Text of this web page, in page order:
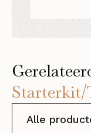
Starterkit/
Alle